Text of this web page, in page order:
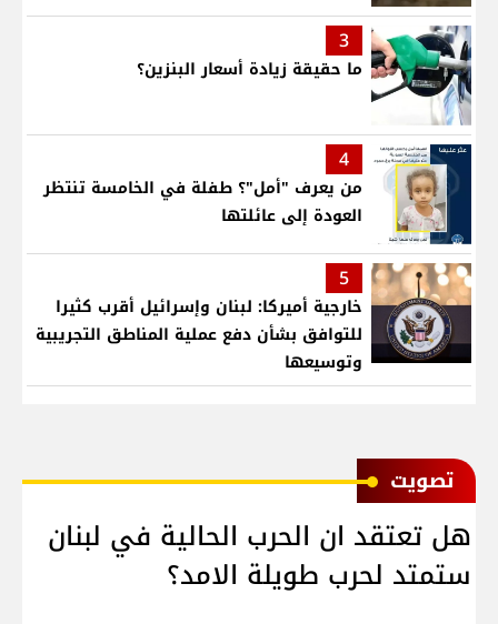
3
ما حقيقة زيادة أسعار البنزين؟
4
من يعرف "أمل"؟ طفلة في الخامسة تنتظر
العودة إلى عائلتها
5
خارجية أميركا: لبنان وإسرائيل أقرب كثيرا
للتوافق بشأن دفع عملية المناطق التجريبية
وتوسيعها
ﺗﺼﻮﻳﺖ
هل تعتقد ان الحرب الحالية في لبنان
ستمتد لحرب طويلة الامد؟